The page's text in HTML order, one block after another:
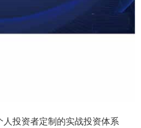
投资者定制的实战投资体系